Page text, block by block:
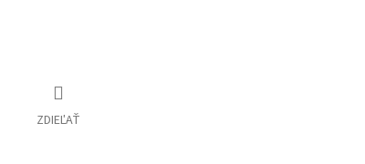
ZDIEĽAŤ